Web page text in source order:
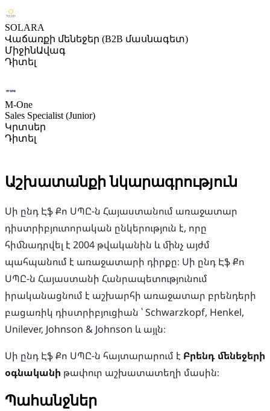
SOLARA
Վաճառքի մենեջեր (B2B մասնագետ)
ՄիջինԱվագ
Դիտել
M-One
Sales Specialist (Junior)
Կրտսեր
Դիտել
Աշխատանքի նկարագրություն
Սի ընդ Էֆ Քո ՍՊԸ-ն Հայաստանում առաջատար
դիստրիբյուտորական ընկերություն է, որը
հիմնադրվել է 2004 թվականին և մինչ այժմ
պահպանում է առաջատարի դիրքը։ Սի ընդ Էֆ Քո
ՍՊԸ-ն Հայաստանի Հանրապետությունում
իրականացնում է աշխարհի առաջատար բրենդերի
բացառիկ դիստրիբյուցիան ՝ Schwarzkopf, Henkel,
Unilever, Johnson & Johnson և այլն։
Սի ընդ Էֆ Քո ՍՊԸ-ն հայտարարում է Բրենդ մենեջերի
օգնականի թափուր աշխատատեղի մասին։
Պահանջներ